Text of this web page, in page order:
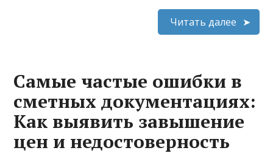
Читать далее
Самые частые ошибки в
сметных документациях:
Как выявить завышение
цен и недостоверность